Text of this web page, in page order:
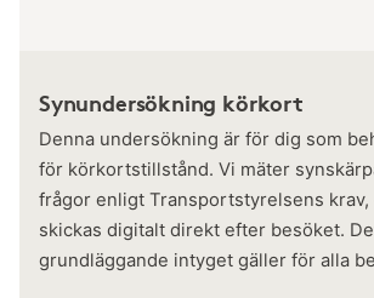
Synundersökning körkort
Denna undersökning är för dig som
för körkortstillstånd. Vi mäter
frågor enligt Transportstyrelsens
skickas digitalt direkt efter besöket.
grundläggande intyget gäller för alla